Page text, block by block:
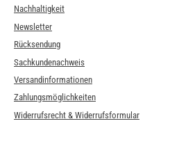
Nachhaltigkeit
Newsletter
Rücksendung
Sachkundenachweis
Versandinformationen
Zahlungsmöglichkeiten
Widerrufsrecht & Widerrufsformular